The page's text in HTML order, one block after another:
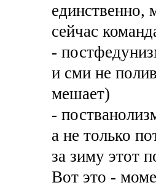
единственно,
сейчас
-
и сми не
мешает)
-
а не только
за зиму этот
Вот это -